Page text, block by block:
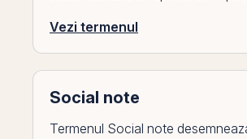
Vezi termenul
Social note
Termenul Social note